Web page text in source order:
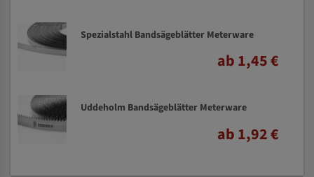
Spezialstahl Bandsägeblätter Meterware
ab 1,45 €
Uddeholm Bandsägeblätter Meterware
ab 1,92 €